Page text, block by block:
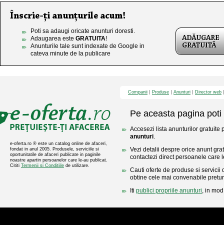
Poti sa adaugi oricate anunturi doresti.
Adaugarea este GRATUITA!
Anunturile tale sunt indexate de Google in
cateva minute de la publicare
e-oferta.ro ® este un catalog online de afaceri,
fondat in anul 2005. Produsele, serviciile si
oportunitatile de afaceri publicate in paginile
noastre apartin persoanelor care le-au publicat.
Cititi Termenii si Conditiile de utilizare.
Companii Produse Anunturi Director web
Pe aceasta pagina poti
Accesezi lista anunturilor gratuite
anunturi.
Vezi detalii despre orice anunt
contactezi direct persoanele care
Cauti oferte de produse si servicii
obtine cele mai convenabile
Iti publici propriile anunturi, in